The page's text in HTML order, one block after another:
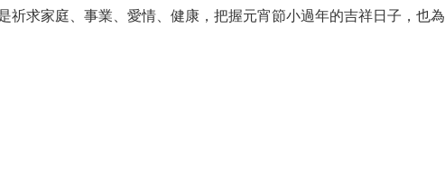
祈求家庭、事業、愛情、健康，把握元宵節小過年的吉祥日子，也